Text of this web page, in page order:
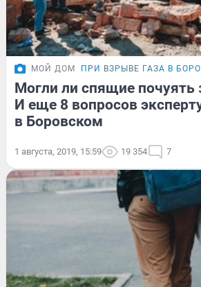
МОЙ ДОМ ПРИ ВЗРЫВЕ ГАЗА В
Могли ли спящие почуять
И еще 8 вопросов
в Боровском
1 августа, 2019, 15:59 19 354 7